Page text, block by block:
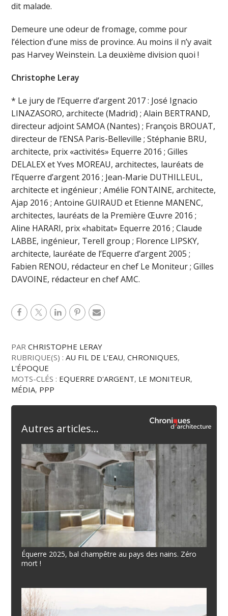
dit malade.
Demeure une odeur de fromage, comme pour
l’élection d’une miss de province. Au moins il n’y avait
pas Harvey Weinstein. La deuxième division quoi !
Christophe Leray
* Le jury de l’Equerre d’argent 2017 : José Ignacio
LINAZASORO, architecte (Madrid) ; Alain BERTRAND,
directeur adjoint SAMOA (Nantes) ; François BROUAT,
directeur de l’ENSA Paris-Belleville ; Stéphanie BRU,
architecte, prix «activités» Equerre 2016 ; Gilles
DELALEX et Yves MOREAU, architectes, lauréats de
l’Equerre d’argent 2016 ; Jean-Marie DUTHILLEUL,
architecte et ingénieur ; Amélie FONTAINE, architecte,
Ajap 2016 ; Antoine GUIRAUD et Etienne MANENC,
architectes, lauréats de la Première Œuvre 2016 ;
Aline HARARI, prix «habitat» Equerre 2016 ; Claude
LABBE, ingénieur, Terell group ; Florence LIPSKY,
architecte, lauréate de l’Equerre d’argent 2005 ;
Fabien RENOU, rédacteur en chef Le Moniteur ; Gilles
DAVOINE, rédacteur en chef AMC.
PARCHRISTOPHE LERAY
RUBRIQUE(S) :AU FIL DE L’EAU,CHRONIQUES,
L'ÉPOQUE
MOTS-CLÉS : EQUERRE D'ARGENT, LE MONITEUR,
MÉDIA, PPP
Autres articles...
Équerre 2025, bal champêtre au pays des nains. Zéro
mort !